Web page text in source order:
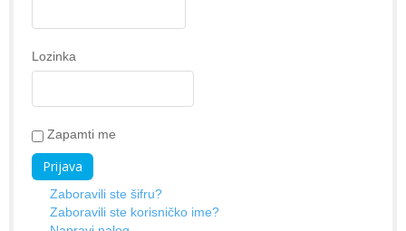
Lozinka
Zapamti me
Zaboravili ste šifru?
Zaboravili ste korisničko ime?